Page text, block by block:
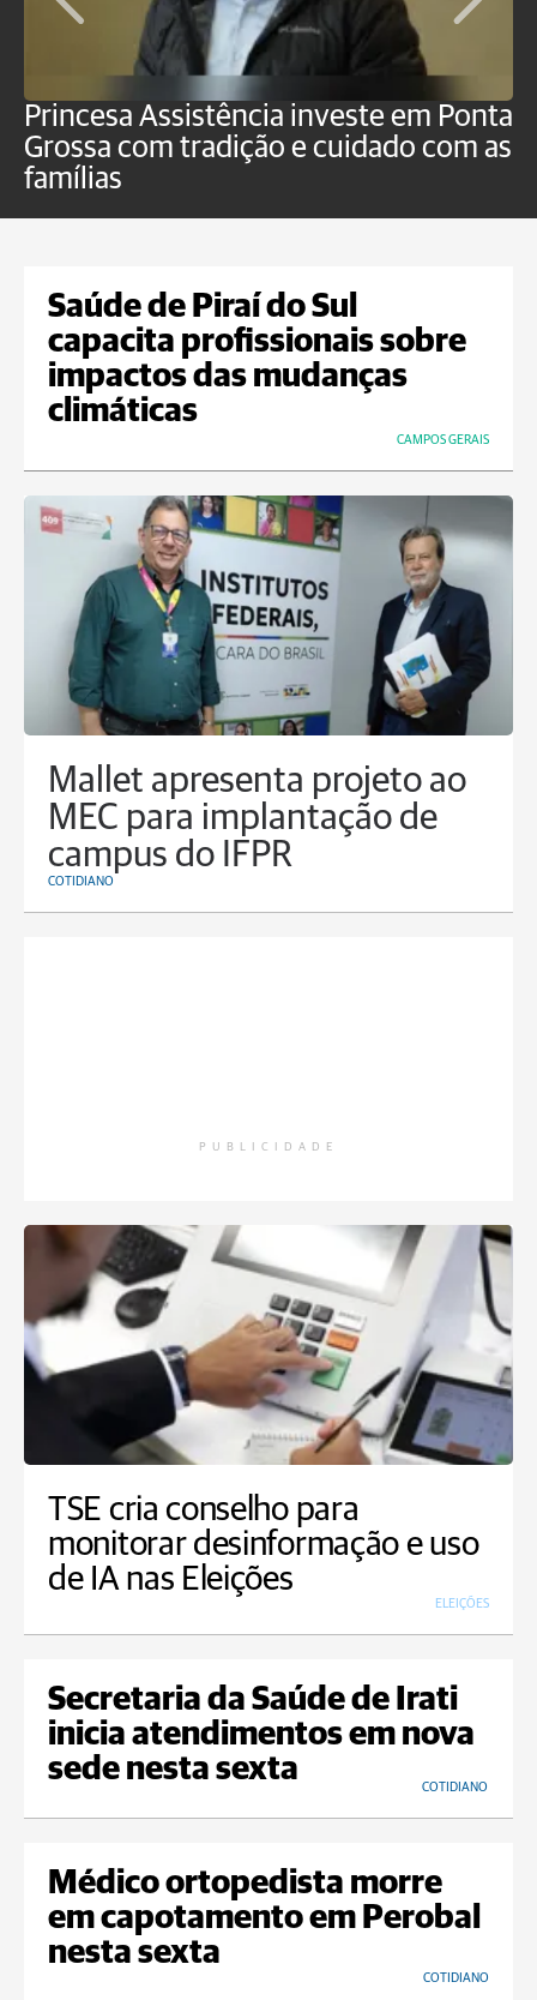
Princesa Assistência investe em Ponta
Grossa com tradição e cuidado com as
famílias
Saúde de Piraí do Sul
capacita profissionais sobre
impactos das mudanças
climáticas
CAMPOS GERAIS
Mallet apresenta projeto ao
MEC para implantação de
campus do IFPR
COTIDIANO
PUBLICIDADE
TSE cria conselho para
monitorar desinformação e uso
de IA nas Eleições
ELEIÇÕES
Secretaria da Saúde de Irati
inicia atendimentos em nova
sede nesta sexta
COTIDIANO
Médico ortopedista morre
em capotamento em Perobal
nesta sexta
COTIDIANO